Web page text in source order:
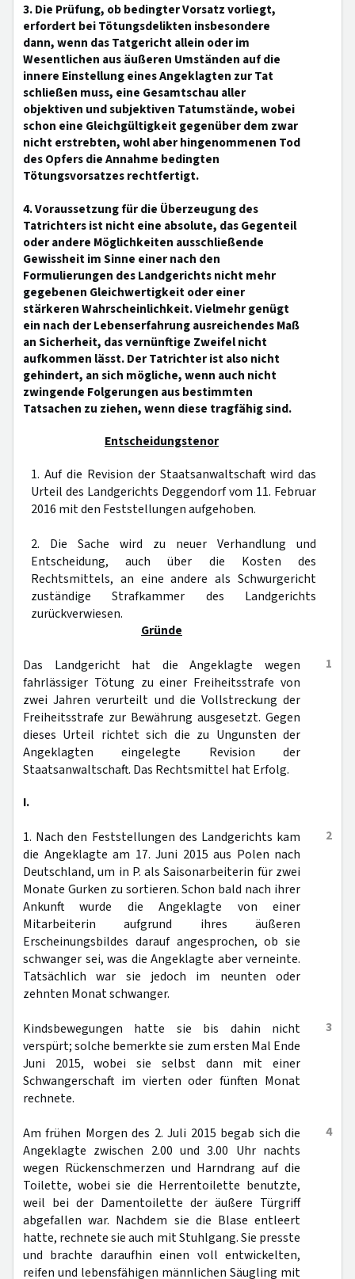
3. Die Prüfung, ob bedingter Vorsatz vorliegt,
erfordert bei Tötungsdelikten insbesondere
dann, wenn das Tatgericht allein oder im
Wesentlichen aus äußeren Umständen auf die
innere Einstellung eines Angeklagten zur Tat
schließen muss, eine Gesamtschau aller
objektiven und subjektiven Tatumstände, wobei
schon eine Gleichgültigkeit gegenüber dem zwar
nicht erstrebten, wohl aber hingenommenen Tod
des Opfers die Annahme bedingten
Tötungsvorsatzes rechtfertigt.
4. Voraussetzung für die Überzeugung des
Tatrichters ist nicht eine absolute, das Gegenteil
oder andere Möglichkeiten ausschließende
Gewissheit im Sinne einer nach den
Formulierungen des Landgerichts nicht mehr
gegebenen Gleichwertigkeit oder einer
stärkeren Wahrscheinlichkeit. Vielmehr genügt
ein nach der Lebenserfahrung ausreichendes Maß
an Sicherheit, das vernünftige Zweifel nicht
aufkommen lässt. Der Tatrichter ist also nicht
gehindert, an sich mögliche, wenn auch nicht
zwingende Folgerungen aus bestimmten
Tatsachen zu ziehen, wenn diese tragfähig sind.
Entscheidungstenor
1. Auf die Revision der Staatsanwaltschaft wird das
Urteil des Landgerichts Deggendorf vom 11. Februar
2016 mit den Feststellungen aufgehoben.
2. Die Sache wird zu neuer Verhandlung und
Entscheidung, auch über die Kosten des
Rechtsmittels, an eine andere als Schwurgericht
zuständige Strafkammer des Landgerichts
zurückverwiesen.
Gründe
1
Das Landgericht hat die Angeklagte wegen
fahrlässiger Tötung zu einer Freiheitsstrafe von
zwei Jahren verurteilt und die Vollstreckung der
Freiheitsstrafe zur Bewährung ausgesetzt. Gegen
dieses Urteil richtet sich die zu Ungunsten der
Angeklagten eingelegte Revision der
Staatsanwaltschaft. Das Rechtsmittel hat Erfolg.
I.
2
1. Nach den Feststellungen des Landgerichts kam
die Angeklagte am 17. Juni 2015 aus Polen nach
Deutschland, um in P. als Saisonarbeiterin für zwei
Monate Gurken zu sortieren. Schon bald nach ihrer
Ankunft wurde die Angeklagte von einer
Mitarbeiterin aufgrund ihres äußeren
Erscheinungsbildes darauf angesprochen, ob sie
schwanger sei, was die Angeklagte aber verneinte.
Tatsächlich war sie jedoch im neunten oder
zehnten Monat schwanger.
3
Kindsbewegungen hatte sie bis dahin nicht
verspürt; solche bemerkte sie zum ersten Mal Ende
Juni 2015, wobei sie selbst dann mit einer
Schwangerschaft im vierten oder fünften Monat
rechnete.
4
Am frühen Morgen des 2. Juli 2015 begab sich die
Angeklagte zwischen 2.00 und 3.00 Uhr nachts
wegen Rückenschmerzen und Harndrang auf die
Toilette, wobei sie die Herrentoilette benutzte,
weil bei der Damentoilette der äußere Türgriff
abgefallen war. Nachdem sie die Blase entleert
hatte, rechnete sie auch mit Stuhlgang. Sie presste
und brachte daraufhin einen voll entwickelten,
reifen und lebensfähigen männlichen Säugling mit